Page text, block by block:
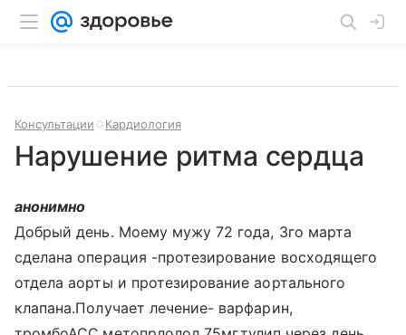
Консультации Кардиология
Нарушение ритма сердца
анонимно
Добрый день. Моему мужу 72 года, 3го марта
сделана операция -протезирование восходящего
отдела аорты и протезирование аортального
клапана.Получает лечение- варфарин,